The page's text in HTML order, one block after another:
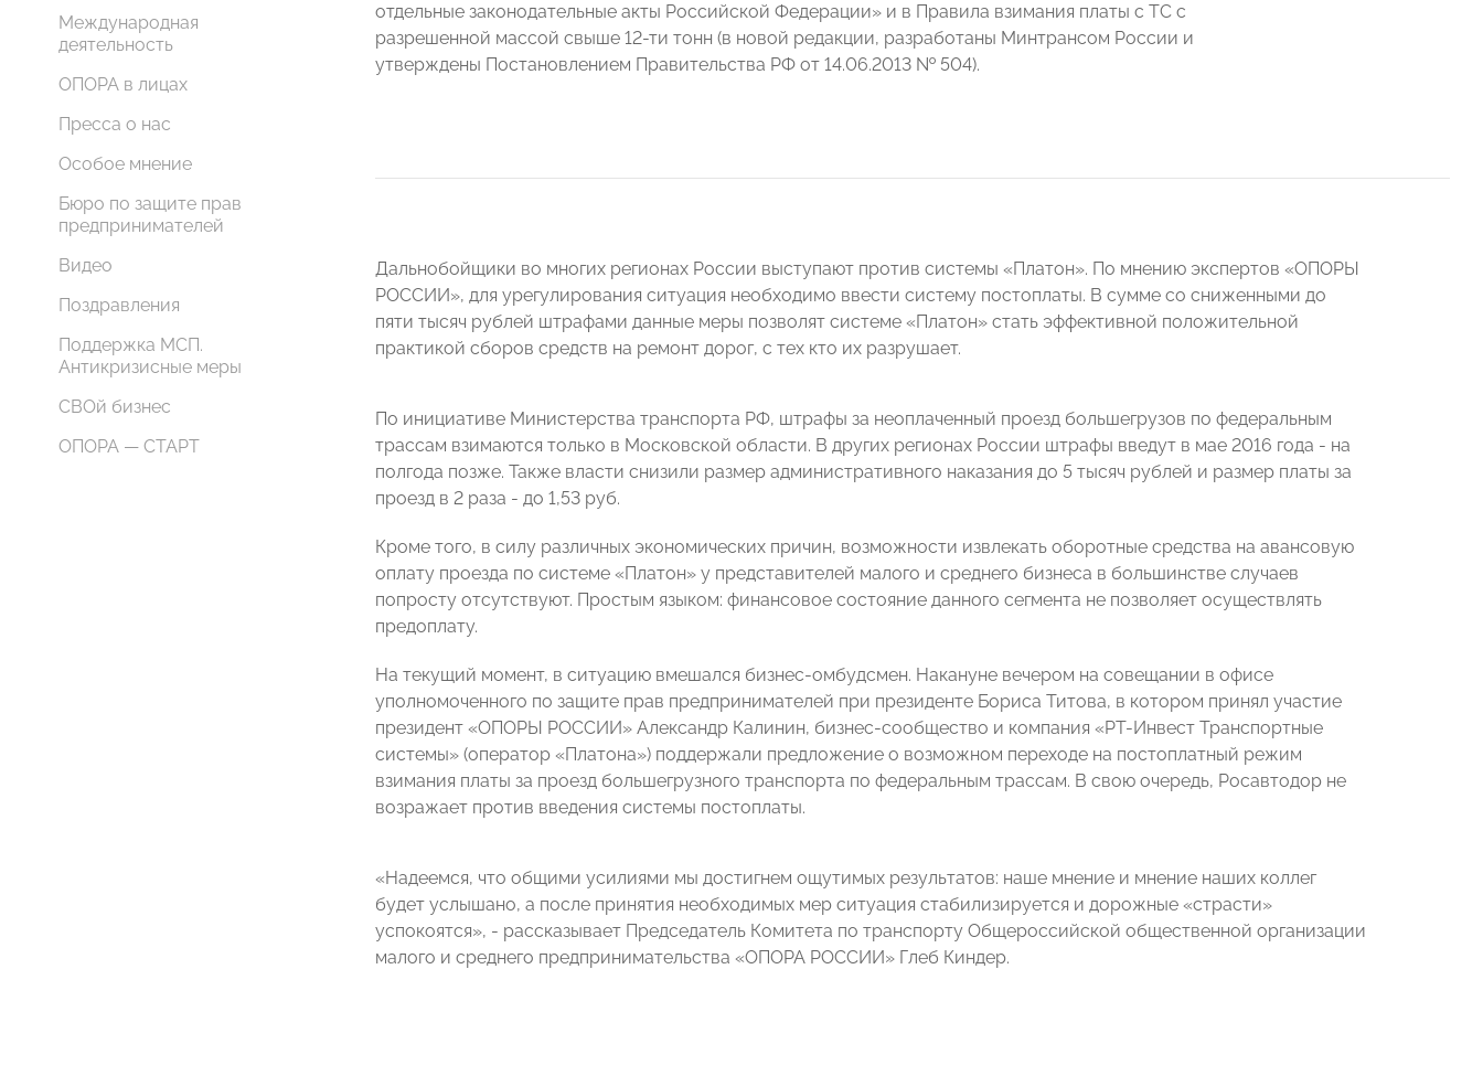
Международная
деятельность
ОПОРА в лицах
Пресса о нас
Особое мнение
Бюро по защите прав
предпринимателей
Видео
Поздравления
Поддержка МСП.
Антикризисные меры
СВОй бизнес
ОПОРА — СТАРТ
отдельные законодательные акты Российской Федерации» и в Правила взимания платы с ТС с
разрешенной массой свыше 12-ти тонн (в новой редакции, разработаны Минтрансом России и
утверждены Постановлением Правительства РФ от 14.06.2013 № 504).
Дальнобойщики во многих регионах России выступают против системы «Платон». По мнению экспертов «ОПОРЫ
РОССИИ», для урегулирования ситуация необходимо ввести систему постоплаты. В сумме со сниженными до
пяти тысяч рублей штрафами данные меры позволят системе «Платон» стать эффективной положительной
практикой сборов средств на ремонт дорог, с тех кто их разрушает.
По инициативе Министерства транспорта РФ, штрафы за неоплаченный проезд большегрузов по федеральным
трассам взимаются только в Московской области. В других регионах России штрафы введут в мае 2016 года - на
полгода позже. Также власти снизили размер административного наказания до 5 тысяч рублей и размер платы за
проезд в 2 раза - до 1,53 руб.
Кроме того, в силу различных экономических причин, возможности извлекать оборотные средства на авансовую
оплату проезда по системе «Платон» у представителей малого и среднего бизнеса в большинстве случаев
попросту отсутствуют. Простым языком: финансовое состояние данного сегмента не позволяет осуществлять
предоплату.
На текущий момент, в ситуацию вмешался бизнес-омбудсмен. Накануне вечером на совещании в офисе
уполномоченного по защите прав предпринимателей при президенте Бориса Титова, в котором принял участие
президент «ОПОРЫ РОССИИ» Александр Калинин, бизнес-сообщество и компания «РТ-Инвест Транспортные
системы» (оператор «Платона») поддержали предложение о возможном переходе на постоплатный режим
взимания платы за проезд большегрузного транспорта по федеральным трассам. В свою очередь, Росавтодор не
возражает против введения системы постоплаты.
«Надеемся, что общими усилиями мы достигнем ощутимых результатов: наше мнение и мнение наших коллег
будет услышано, а после принятия необходимых мер ситуация стабилизируется и дорожные «страсти»
успокоятся», - рассказывает Председатель Комитета по транспорту Общероссийской общественной организации
малого и среднего предпринимательства «ОПОРА РОССИИ» Глеб Киндер.